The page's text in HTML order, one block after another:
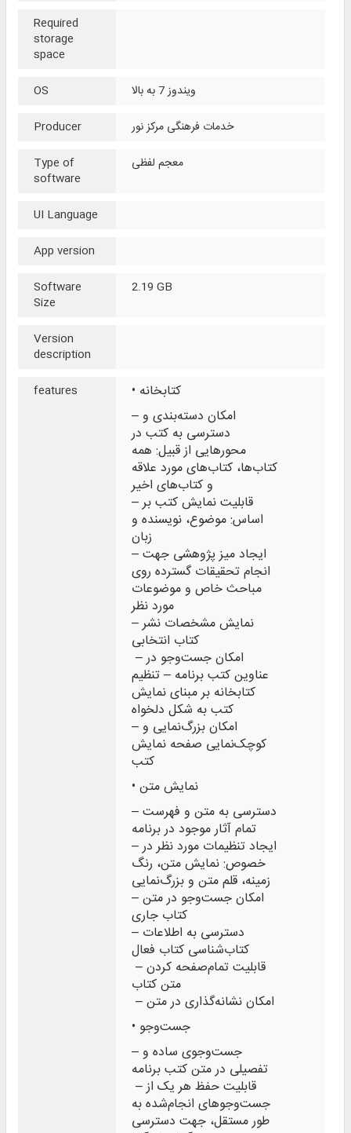
Required
storage
space
OS
ویندوز 7 به بالا
Producer
خدمات فرهنگی مرکز نور
Type of
software
معجم لفظی
UI Language
App version
Software
Size
2.19 GB
Version
description
features
• کتابخانه
– امکان دسته‌بندی و
دسترسی به کتب در
محورهایی از قبیل: همه
کتاب‌ها، کتاب‌های مورد علاقه
– قابلیت نمایش کتب بر
اساس: موضوع، نویسنده و
– ایجاد میز پژوهشی جهت
انجام تحقیقات گسترده روی
مباحث خاص و موضوعات
– نمایش مشخصات نشر
کتاب انتخابی
– امکان جست‌وجو در
عناوین کتب برنامه – تنظیم
کتابخانه بر مبنای نمایش
– امکان بزرگ‌نمایی و
کوچک‌نمایی صفحه نمایش
کتب
• نمایش متن
– دسترسی به متن و فهرست
– ایجاد تنظیمات مورد نظر در
خصوص: نمایش متن، رنگ
– امکان جست‌وجو در متن
– دسترسی به اطلاعات
کتاب‌شناسی کتاب فعال
– قابلیت تمام‌صفحه کردن
متن کتاب
– امکان نشانه‌گذاری در متن
• جست‌وجو
– جست‌وجوی ساده و
تفصیلی در متن کتب برنامه
– قابلیت حفظ هر یک از
جست‌وجوهای انجام‌‌‌شده به
طور مستقل، جهت دسترسی